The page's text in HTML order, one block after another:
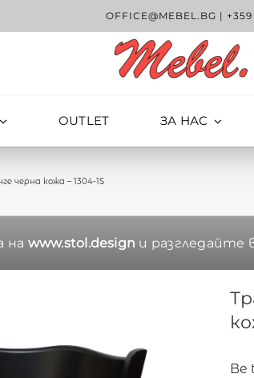
OFFICE@MEBEL.BG |
OUTLET ЗА НАС
черна кожа – 1304-1S
на www.stol.design и разгледайте
Be